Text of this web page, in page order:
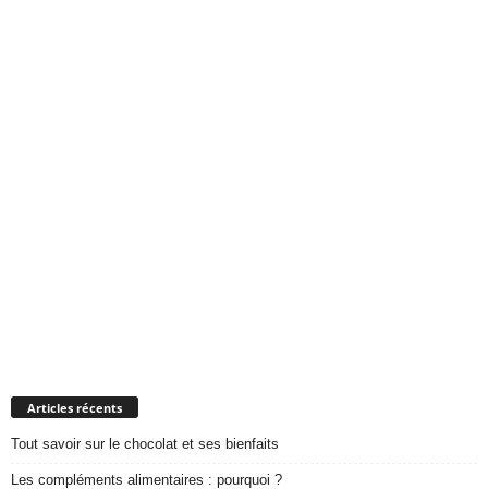
Articles récents
Tout savoir sur le chocolat et ses bienfaits
Les compléments alimentaires : pourquoi ?